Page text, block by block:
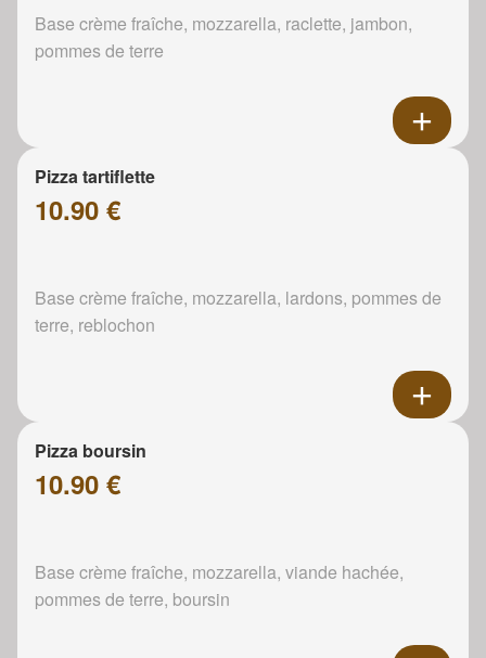
Base crème fraîche, mozzarella, raclette, jambon,
pommes de terre
Pizza tartiflette
10.90 €
Base crème fraîche, mozzarella, lardons, pommes de
terre, reblochon
Pizza boursin
10.90 €
Base crème fraîche, mozzarella, viande hachée,
pommes de terre, boursin